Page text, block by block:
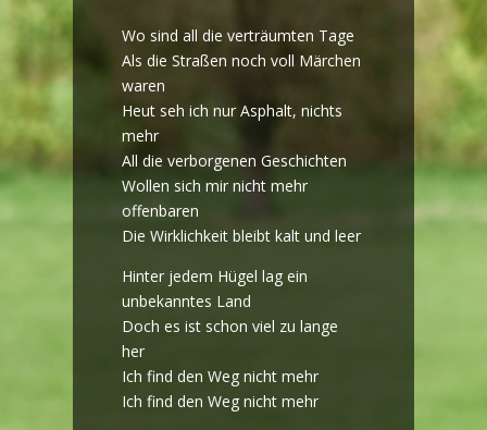
Wo sind all die verträumten Tage
Als die Straßen noch voll Märchen
waren
Heut seh ich nur Asphalt, nichts
mehr
All die verborgenen Geschichten
Wollen sich mir nicht mehr
offenbaren
Die Wirklichkeit bleibt kalt und leer
Hinter jedem Hügel lag ein
unbekanntes Land
Doch es ist schon viel zu lange
her
Ich find den Weg nicht mehr
Ich find den Weg nicht mehr